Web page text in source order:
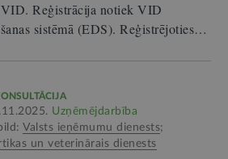
Reģistrācija notiek VID
sistēmā (EDS). Reģistrējoties…
Uzņēmējdarbība
Valsts ieņēmumu dienests;
un veterinārais dienests